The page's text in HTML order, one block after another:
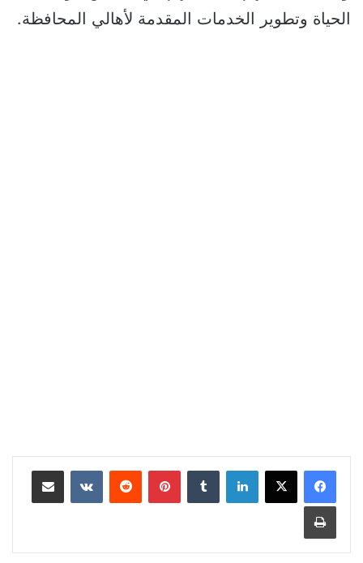
الحياة وتطوير الخدمات المقدمة لأهالي المحافظة.
لينكدإن بينتيريست